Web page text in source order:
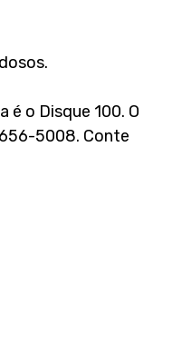
é o Disque 100. O
5008. Conte